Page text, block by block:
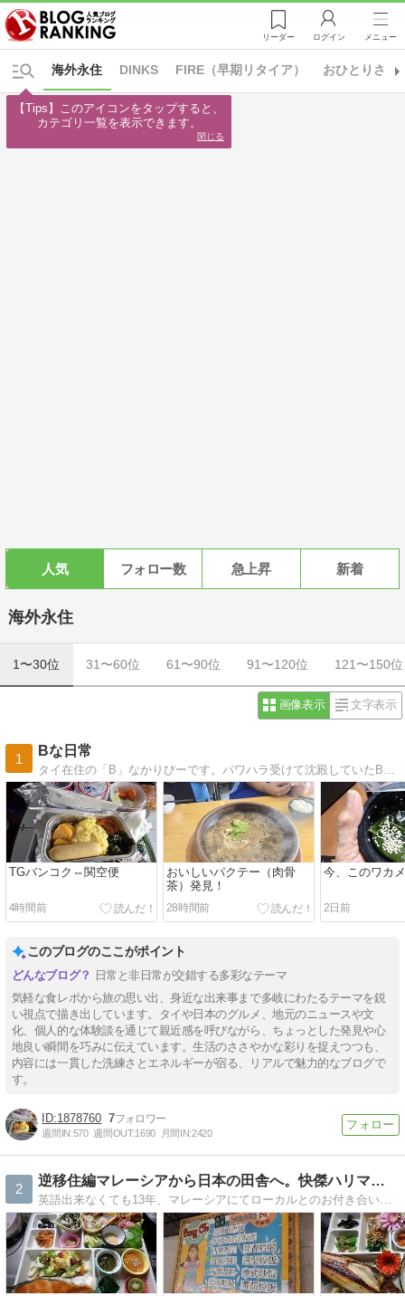
リーダー ログイン メニュー
DINKS FIRE（早期リタイア） おひとりさま
海外永住
人気 フォロー数 急上昇 新着
海外永住
1〜30位 31〜60位 61〜90位 91〜120位 121〜150位
画像表示 文字表示
1
Bな日常
TGバンコク⇔関空便
4時間前
おいしいパクテー（肉骨
茶）発見！
28時間前
今、このワカ
2日前
このブログのここがポイント
日常と非日常が交錯する多彩なテーマ
気軽な食レポから旅の思い出、身近な出来事まで多岐にわたるテーマを鋭
い視点で描き出しています。タイや日本のグルメ、地元のニュースや文
化、個人的な体験談を通じて親近感を呼びながら、ちょっとした発見や心
地良い瞬間を巧みに伝えています。生活のささやかな彩りを捉えつつも、
内容には一貫した洗練さとエネルギーが宿る、リアルで魅力的なブログで
す。
1878760 7
週間IN:570 週間OUT:1690 月間IN:2420
2
逆移住編マレーシアから日本の田舎へ。快傑ハリマオ真っ赤な太陽
英語出来なくても13年、マレーシアにてローカルとのお付き合いで感謝生活。そしてブログを見て支えてくれている皆様に感謝。MM2Hの恩恵にお別れ、本帰国後の日本にて少ない年金生活。それでも頑張るゾー。
【Tips】このアイコンをタップすると、
カテゴリ一覧を表示できます。
閉じる